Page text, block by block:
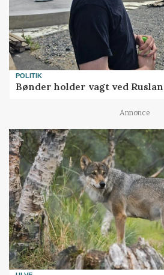
POLITIK
Bønder holder vagt ved
Annonce